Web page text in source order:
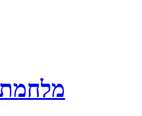
מלחמת